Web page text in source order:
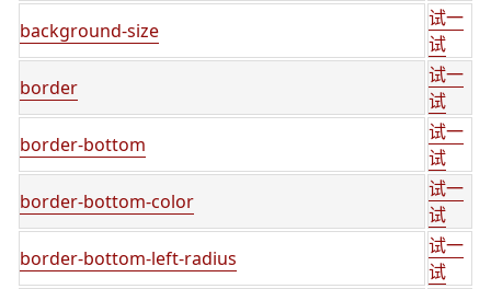
background-size
试一
试
border
试一
试
border-bottom
试一
试
border-bottom-color
试一
试
border-bottom-left-radius
试一
试